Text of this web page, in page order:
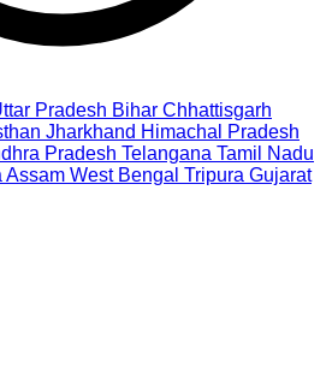
Pradesh Bihar Chhattisgarh
Jharkhand Himachal Pradesh
Pradesh Telangana Tamil Nadu
Assam West Bengal Tripura Gujarat